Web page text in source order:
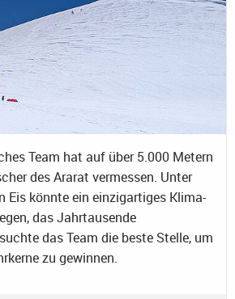
Team hat auf über 5.000 Metern
des Ararat vermessen. Unter
Eis könnte ein einzigartiges Klima-
das Jahrtausende
das Team die beste Stelle, um
zu gewinnen.